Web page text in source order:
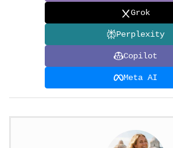
Grok
Perplexity
Copilot
Meta AI